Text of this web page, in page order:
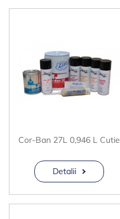
Cor-Ban 27L 0,946 L Cutie
Detalii